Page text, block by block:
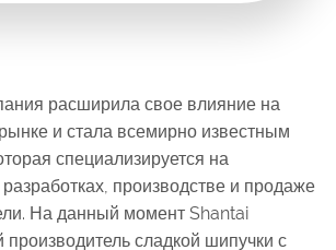
расширила свое влияние на
и стала всемирно известным
специализируется на
производстве и продаже
На данный момент Shantai
сладкой шипучки с